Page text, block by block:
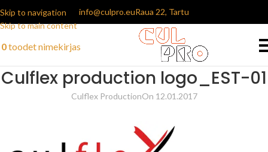
Skip to navigation
Skip to main content
info@culpro.euRaua 22, Tartu
0toodetnimekirjas
Culflex production logo_EST-01
Culflex ProductionOn 12.01.2017